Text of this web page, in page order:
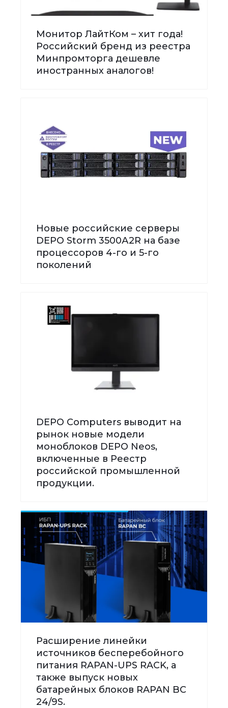
Монитор ЛайтКом – хит года!
Российский бренд из реестра
Минпромторга дешевле
иностранных аналогов!
Новые российские серверы
DEPO Storm 3500А2R на базе
процессоров 4-го и 5-го
поколений
DEPO Computers выводит на
рынок новые модели
моноблоков DEPO Neos,
включенные в Реестр
российской промышленной
продукции.
Расширение линейки
источников бесперебойного
питания RAPAN-UPS RACK, а
также выпуск новых
батарейных блоков RAPAN BC
24/9S.